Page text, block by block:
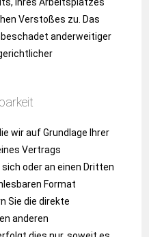
Verstoßes zu. Das
anderweitiger
wir auf Grundlage Ihrer
Vertrags
oder an einen Dritten
Format
Sie die direkte
anderen